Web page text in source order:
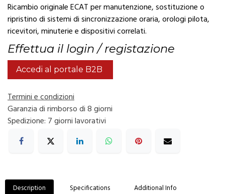
Ricambio originale ECAT per manutenzione, sostituzione o
ripristino di sistemi di sincronizzazione oraria, orologi pilota,
ricevitori, minuterie e dispositivi correlati.
Effettua il login / registazione
Accedi al portale B2B
Termini e condizioni
Garanzia di rimborso di 8 giorni
Spedizione: 7 giorni lavorativi
Description Specifications Additional Info